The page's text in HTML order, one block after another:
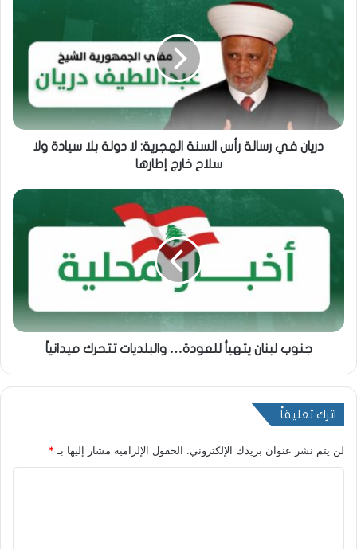
دريان في رسالة رأس السنة الهجرية: لا دولة بلا سيادة ولا
سلاح خارج إطارها
جنوب لبنان يتهيأ للعودة… والبلديات تتحرك ميدانياً
اترك تعليقاً
لن يتم نشر عنوان بريدك الإلكتروني. الحقول الإلزامية مشار إليها بـ *